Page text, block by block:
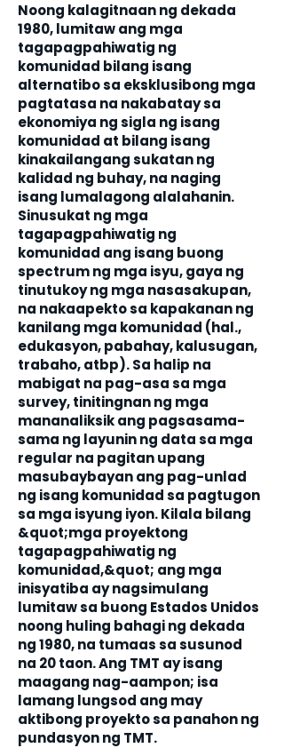
Noong kalagitnaan ng dekada
1980, lumitaw ang mga
tagapagpahiwatig ng
komunidad bilang isang
alternatibo sa eksklusibong mga
pagtatasa na nakabatay sa
ekonomiya ng sigla ng isang
komunidad at bilang isang
kinakailangang sukatan ng
kalidad ng buhay, na naging
isang lumalagong alalahanin.
Sinusukat ng mga
tagapagpahiwatig ng
komunidad ang isang buong
spectrum ng mga isyu, gaya ng
tinutukoy ng mga nasasakupan,
na nakaapekto sa kapakanan ng
kanilang mga komunidad (hal.,
edukasyon, pabahay, kalusugan,
trabaho, atbp). Sa halip na
mabigat na pag-asa sa mga
survey, tinitingnan ng mga
mananaliksik ang pagsasama-
sama ng layunin ng data sa mga
regular na pagitan upang
masubaybayan ang pag-unlad
ng isang komunidad sa pagtugon
sa mga isyung iyon. Kilala bilang
&quot;mga proyektong
tagapagpahiwatig ng
komunidad,&quot; ang mga
inisyatiba ay nagsimulang
lumitaw sa buong Estados Unidos
noong huling bahagi ng dekada
ng 1980, na tumaas sa susunod
na 20 taon. Ang TMT ay isang
maagang nag-aampon; isa
lamang lungsod ang may
aktibong proyekto sa panahon ng
pundasyon ng TMT.